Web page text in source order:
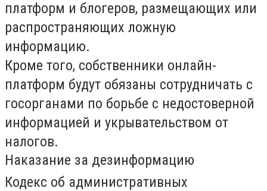
платформ и блогеров, размещающих или
распространяющих ложную
информацию.
Кроме того, собственники онлайн-
платформ будут обязаны сотрудничать с
госорганами по борьбе с недостоверной
информацией и укрывательством от
налогов.
Наказание за дезинформацию
Кодекс об административных